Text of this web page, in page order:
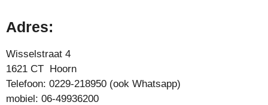
Adres:
Wisselstraat 4
1621 CT Hoorn
Telefoon: 0229-218950 (ook Whatsapp)
mobiel: 06-49936200